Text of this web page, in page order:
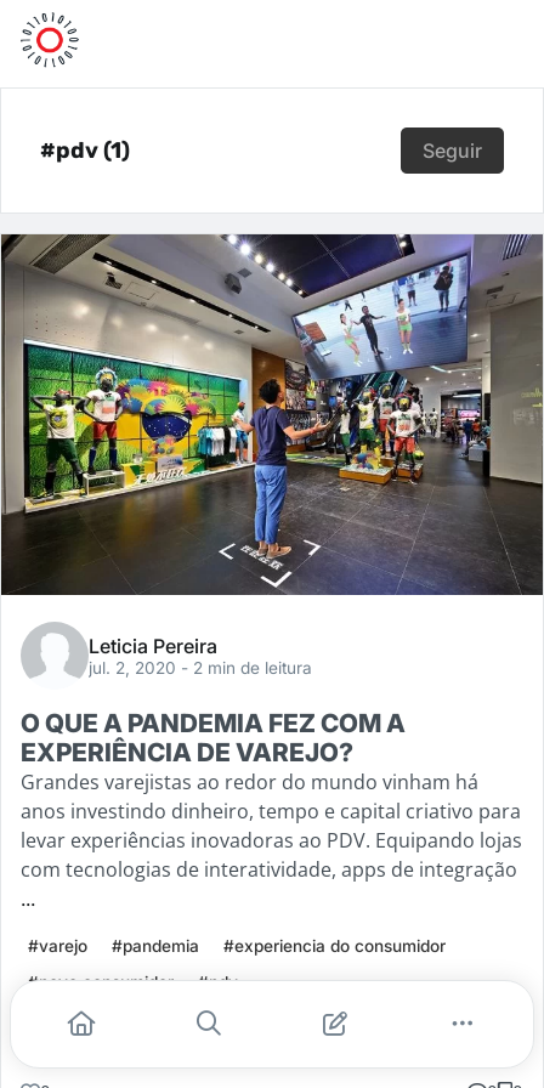
#pdv (1) Seguir
Leticia Pereira
jul. 2, 2020 - 2 min de leitura
O QUE A PANDEMIA FEZ COM A
EXPERIÊNCIA DE VAREJO?
Grandes varejistas ao redor do mundo vinham há
anos investindo dinheiro, tempo e capital criativo para
levar experiências inovadoras ao PDV. Equipando lojas
com tecnologias de interatividade, apps de integração
...
#varejo #pandemia
#experiencia do consumidor
#novo consumidor
#pdv
Leia mais